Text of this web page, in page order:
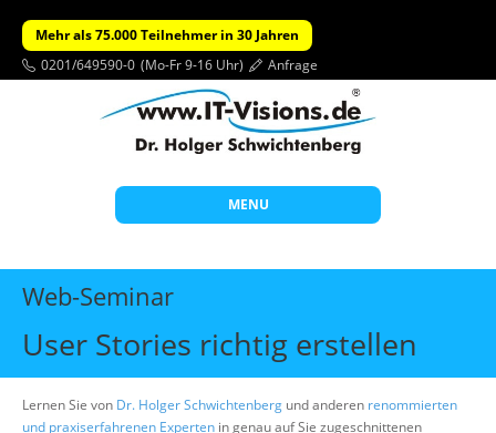
Mehr als 75.000 Teilnehmer in 30 Jahren
0201/649590-0 (Mo-Fr 9-16 Uhr) Anfrage
MENU
Start
Themen
Beratung
Web-Seminar
User Stories richtig erstellen
Lernen Sie von Dr. Holger Schwichtenberg und anderen renommierten
und praxiserfahrenen Experten in genau auf Sie zugeschnittenen